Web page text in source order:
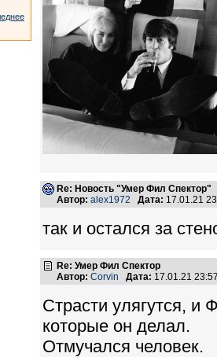
Re: Новость "Умер Фил Спектор"
Автор: alex1972 Дата: 17.01.21
так и остался за
Re: Умер Фил Спектор
Автор: Corvin Дата: 17.01.21
Страсти улягутся, и
которые он делал.
Отмучался человек.